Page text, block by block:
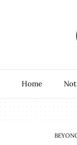
Home